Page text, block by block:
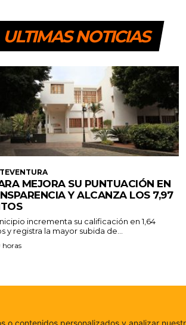
ULTIMAS NOTICIAS
MEJORA SU PUNTUACIÓN EN
Y ALCANZA LOS 7,97
incrementa su calificación en 1,64
y registra la mayor subida de...
horas